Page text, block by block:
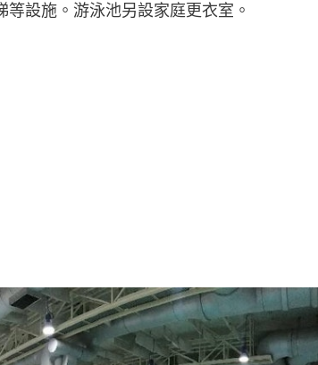
設施。游泳池另設家庭更衣室。